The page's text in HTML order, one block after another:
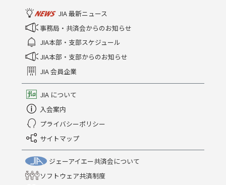
JIA 最新ニュース
事務局・共済会からのお知らせ
JIA本部・支部スケジュール
JIA本部・支部からのお知らせ
JIA 会員企業
JIA について
入会案内
プライバシーポリシー
サイトマップ
ジェーアイエー共済会について
ソフトウェア共済制度